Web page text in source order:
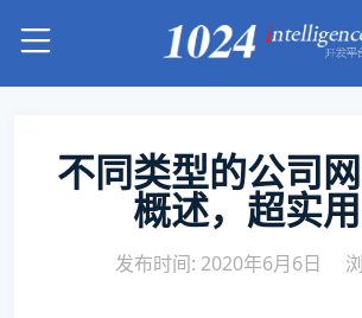
不同类型的公司
概述，超实用
发布时间: 2020年6月6日